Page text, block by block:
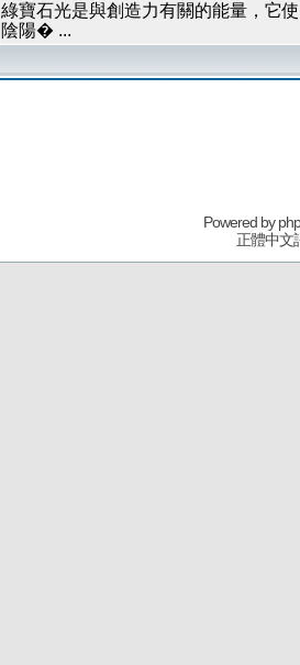
綠寶石光是與創造力有關的能量，它
陰陽� ...
Powered by
正體中文